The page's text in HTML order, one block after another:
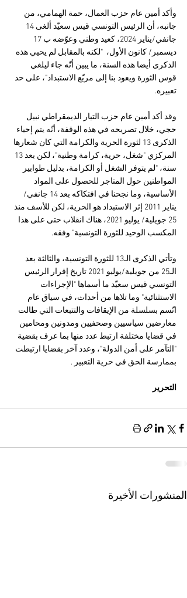
وأكد أمين عام حزب العمال، حمة الهمامي، من
ديسمبر/ كانون الأول،  "لكنه بالمقابل لم يحيي هذه
الذكرى أيضا هذه السنة، ما يبين أنّه جاء ليلغي
قوس الثورة ويعود بنا إلى مربّع الاستبداد"، على حد
تعبيره.
وقد أكد أمين عام حزب التيار الديمقراطي نبيل
حجي، خلال تصريحه في هذه الوقفة، أنّه يتم إحياء
الذكرى 13 لثورة الحرية والكرامة التي كان شعارها
سنة، "لم يتوفر الشغل أو الكرامة، بدليل طوابير
المواطنين حول المتاجر للحصول على المواد
الأساسية، وما نجحنا في افتكاكه بعد 14 جانفي/
يناير 2011 إثر الاستبداد هو الحرية، لكن للأسف منذ
25 جويلية/ يوليو 2021، هناك انقلاب حتى على هذا
المكسب الوحيد للثورة التونسية" وفقه.
وتأتي الذكرى الـ13 للثورة التونسية، والثالثة بعد
الـ25 من جويلية/يوليو 2021 تاريخ إقرار الرئيس
التونسي قيس سعيّد ما أسماها "الإجراءات
الاستثنائية" وما تلاها من أحداث، في سياق عام
اتّسم بسلسلة من الإيقافات والتتبعات التي طالت
معارضين سياسيين وصحفيين ومدونين ومحامين
في قضايا مختلفة ارتبط عدد منها بما عرف بقضية
"التآمر على أمن الدولة"، وعدد آخر بقضايا ارتبطت
بممارسة الحق في حرية التعبير .
التحرير
المنشورات الأخيرة